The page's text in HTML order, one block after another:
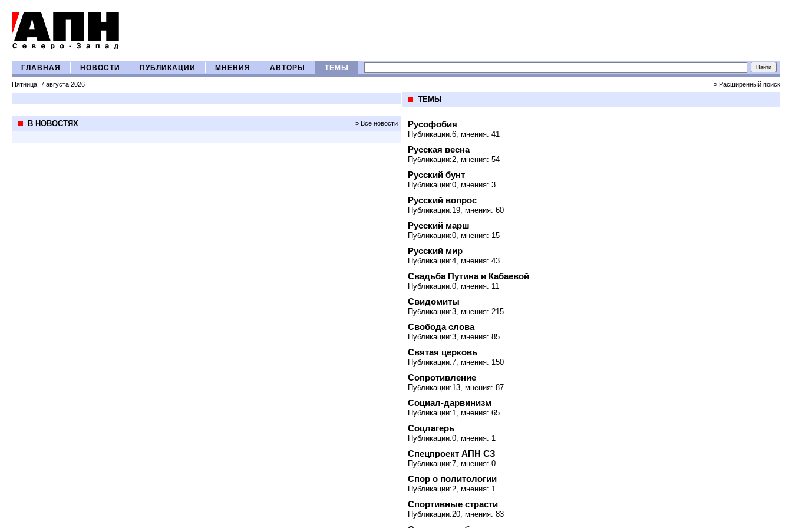
ГЛАВНАЯ НОВОСТИ ПУБЛИКАЦИИ МНЕНИЯ АВТОРЫ ТЕМЫ
Пятница, 7 августа 2026 » Расширенный поиск
В НОВОСТЯХ » Все новости
ТЕМЫ
Русофобия
Публикации:6, мнения: 41
Русская весна
Публикации:2, мнения: 54
Русский бунт
Публикации:0, мнения: 3
Русский вопрос
Публикации:19, мнения: 60
Русский марш
Публикации:0, мнения: 15
Русский мир
Публикации:4, мнения: 43
Свадьба Путина и Кабаевой
Публикации:0, мнения: 11
Свидомиты
Публикации:3, мнения: 215
Свобода слова
Публикации:3, мнения: 85
Святая церковь
Публикации:7, мнения: 150
Сопротивление
Публикации:13, мнения: 87
Социал-дарвинизм
Публикации:1, мнения: 65
Соцлагерь
Публикации:0, мнения: 1
Спецпроект АПН СЗ
Публикации:7, мнения: 0
Спор о политологии
Публикации:2, мнения: 1
Спортивные страсти
Публикации:20, мнения: 83